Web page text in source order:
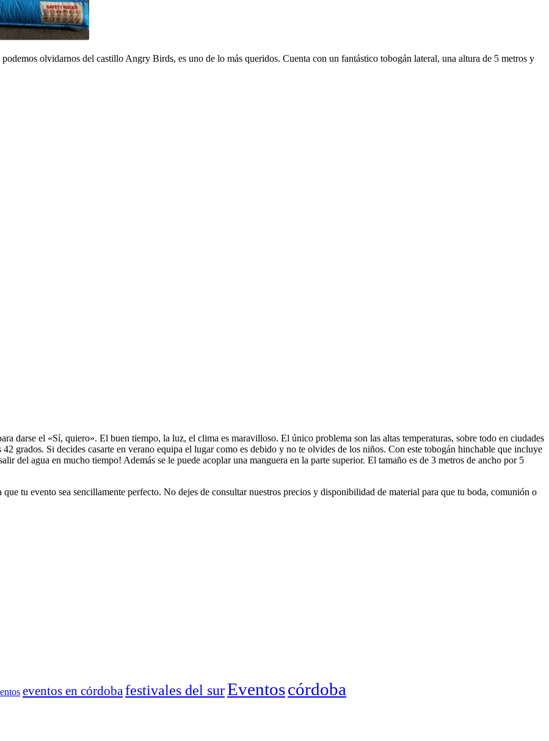
olvidarnos del castillo Angry Birds, es uno de lo más queridos. Cuenta con un fantástico tobogán lateral, una altura de 5 metros y
darse el «Sí, quiero». El buen tiempo, la luz, el clima es maravilloso. El único problema son las altas temperaturas, sobre todo en ciudades
grados. Si decides casarte en verano equipa el lugar como es debido y no te olvides de los niños. Con este tobogán hinchable que incluye
del agua en mucho tiempo! Además se le puede acoplar una manguera en la parte superior. El tamaño es de 3 metros de ancho por 5
tu evento sea sencillamente perfecto. No dejes de consultar nuestros precios y disponibilidad de material para que tu boda, comunión o
eventos en córdobafestivales del surEventoscórdoba